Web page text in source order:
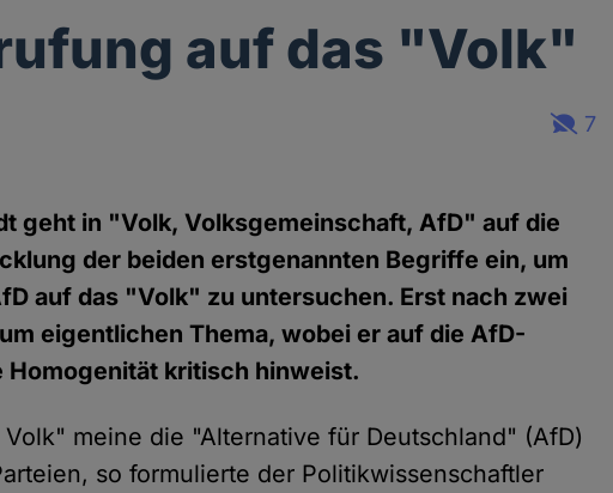
auf das "Volk"
7
geht in "Volk, Volksgemeinschaft, AfD" auf die
der beiden erstgenannten Begriffe ein, um
auf das "Volk" zu untersuchen. Erst nach zwei
eigentlichen Thema, wobei er auf die AfD-
kritisch hinweist.
meine die "Alternative für Deutschland" (AfD)
so formulierte der Politikwissenschaftler